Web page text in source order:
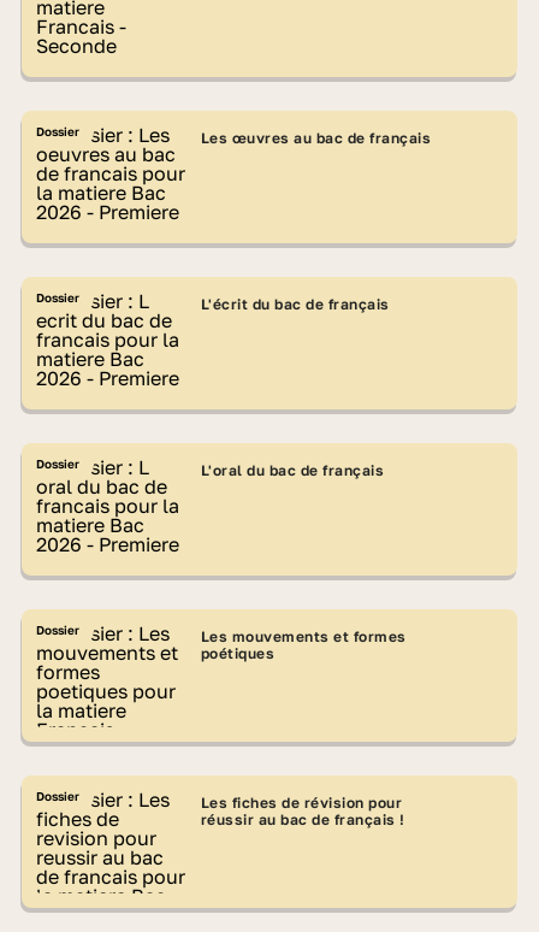
Dossier Les œuvres au bac de français
Dossier L'écrit du bac de français
Dossier L'oral du bac de français
Dossier
Les mouvements et formes
poétiques
Dossier
Les fiches de révision pour
réussir au bac de français !